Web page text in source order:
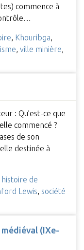
commence à
, Khouribga,
, ville minière,
: Qu’est-ce que
commencé ?
de son
destinée à
histoire de
Lewis société
(IXe-